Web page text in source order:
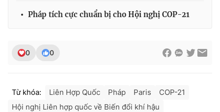
VTV9 VTV8
THỜI BÁO VTV
Pháp tích cực chuẩn bị cho Hội nghị COP-21
0 0
Từ khóa: Liên Hợp Quốc Pháp Paris
COP-21
Hội nghị Liên hợp quốc về Biến đổi khí hậu